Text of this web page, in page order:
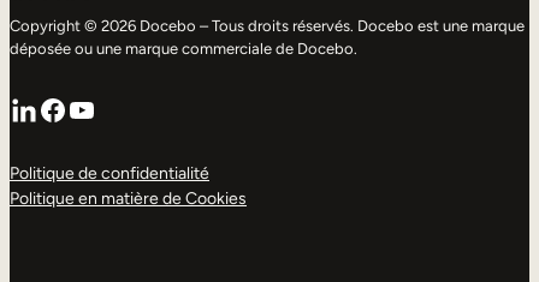
Copyright © 2026 Docebo – Tous droits réservés. Docebo est une marque
déposée ou une marque commerciale de Docebo.
LinkedIn
Facebook
YouTube
Politique de confidentialité
Politique en matière de Cookies